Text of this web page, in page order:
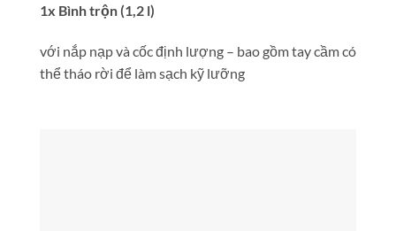
1x Bình trộn (1,2 l)
với nắp nạp và cốc định lượng – bao gồm tay cầm có
thể tháo rời để làm sạch kỹ lưỡng